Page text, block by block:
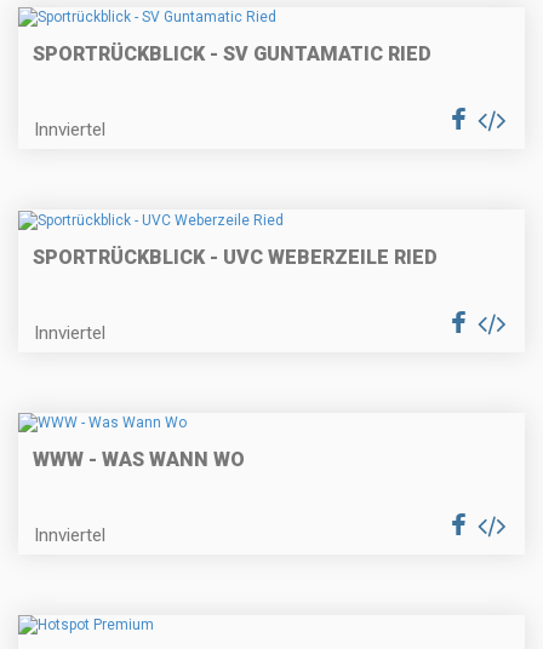
SPORTRÜCKBLICK - SV GUNTAMATIC RIED
Innviertel
SPORTRÜCKBLICK - UVC WEBERZEILE RIED
Innviertel
WWW - WAS WANN WO
Innviertel